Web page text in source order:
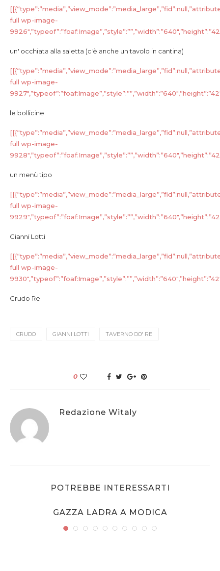
full wp-image-
un' occhiata alla saletta (c'è anche un tavolo in cantina)
full wp-image-
le bollicine
full wp-image-
un menù tipo
full wp-image-
Gianni Lotti
full wp-image-
Crudo Re
CRUDO GIANNI LOTTI TAVERNO DO' RE
0
Redazione Witaly
POTREBBE INTERESSARTI
GAZZA LADRA A MODICA